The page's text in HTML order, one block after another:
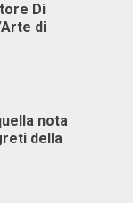
Di
di
nota
della